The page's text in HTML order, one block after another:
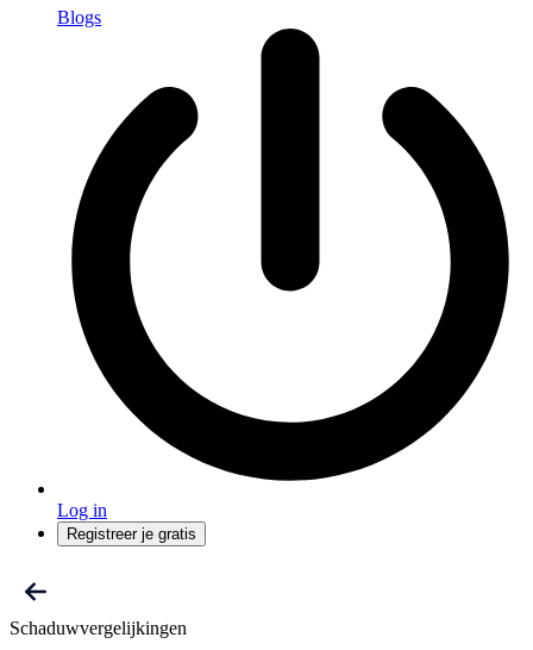
Blogs
Log in
Registreer je gratis
Schaduwvergelijkingen